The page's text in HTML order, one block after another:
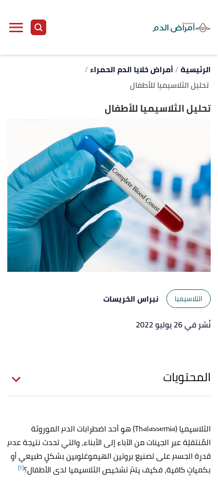
الرئيسية أمراض خلايا الدم الحمراء
تحليل الثلاسيميا للأطفال
تحليل الثلاسيميا للأطفال
الثلاسيميا
نبراس الخريسات
نُشر في 26 يوليو 2022
المحتويات
الثلاسيميا (Thalassemia) هو أحد اضطرابات الدم الموروثة
المٌنتقلِة عبر الجينات من الآباء إلى الأبناء، والتي تحدث نتيجة عدم
قدرة الجسم على تصنيع بروتين الهيموغلوبين بشكلٍ طبيعي أو
بكمياتٍ كافية، فكيف يتمّ تشخيص الثلاسيميا لدى الأطفال؟[١]